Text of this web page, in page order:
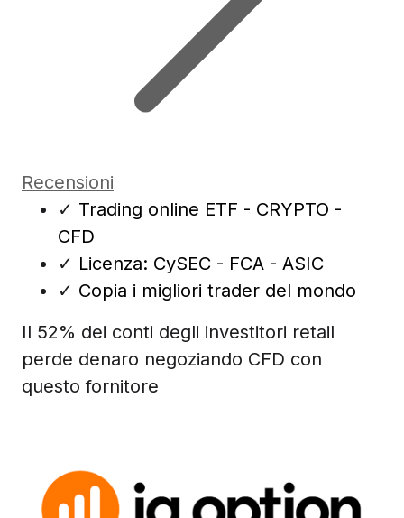
Recensioni
✓ Trading online ETF - CRYPTO -
CFD
✓ Licenza: CySEC - FCA - ASIC
✓ Copia i migliori trader del mondo
Il 52% dei conti degli investitori retail
perde denaro negoziando CFD con
questo fornitore